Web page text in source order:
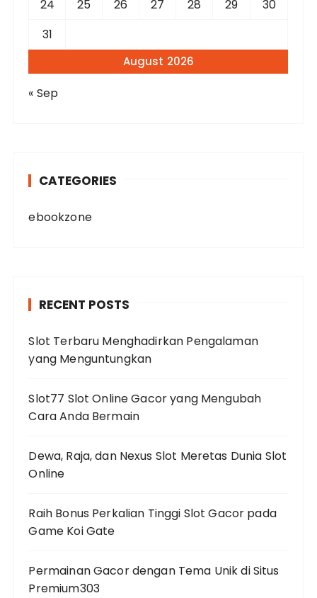
August 2026
24
25 26 27 28 29
30
31
« Sep
CATEGORIES
ebookzone
RECENT POSTS
Slot Terbaru Menghadirkan Pengalaman
yang Menguntungkan
Slot77 Slot Online Gacor yang Mengubah
Cara Anda Bermain
Dewa, Raja, dan Nexus Slot Meretas Dunia Slot
Online
Raih Bonus Perkalian Tinggi Slot Gacor pada
Game Koi Gate
Permainan Gacor dengan Tema Unik di Situs
Premium303